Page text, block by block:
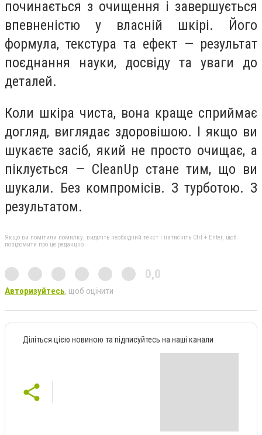
починається з очищення і завершується
впевненістю у власній шкірі. Його
формула, текстура та ефект — результат
поєднання науки, досвіду та уваги до
деталей.
Коли шкіра чиста, вона краще сприймає
догляд, виглядає здоровішою. І якщо ви
шукаєте засіб, який не просто очищає, а
піклується — CleanUp стане тим, що ви
шукали. Без компромісів. З турботою. З
результатом.
Якщо ви помітили помилку, виділіть необхідний текст і натисніть Ctrl + Enter, щоб
повідомити про це редакцію
0,0
Авторизуйтесь, щоб оцінити
Діліться цією новиною та підписуйтесь на наші канали